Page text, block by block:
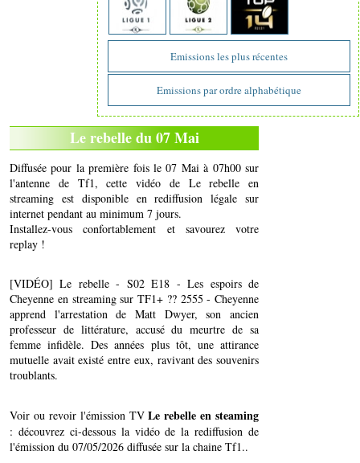
Emissions les plus récentes
Emissions par ordre alphabétique
Le rebelle du 07 Mai
Diffusée pour la première fois le 07 Mai à 07h00 sur
l'antenne de Tf1, cette vidéo de Le rebelle en
streaming est disponible en rediffusion légale sur
internet pendant au minimum 7 jours.
Installez-vous confortablement et savourez votre
replay !
[VIDÉO] Le rebelle - S02 E18 - Les espoirs de
Cheyenne en streaming sur TF1+ ?? 2555 - Cheyenne
apprend l'arrestation de Matt Dwyer, son ancien
professeur de littérature, accusé du meurtre de sa
femme infidèle. Des années plus tôt, une attirance
mutuelle avait existé entre eux, ravivant des souvenirs
troublants.
Voir ou revoir l'émission TVLe rebelle en steaming
: découvrez ci-dessous la vidéo de la rediffusion de
l'émission du 07/05/2026 diffusée sur la chaine Tf1..